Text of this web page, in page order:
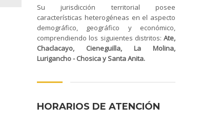
Su jurisdicción territorial posee
características heterogéneas en el aspecto
demográfico, geográfico y económico,
comprendiendo los siguientes distritos: Ate,
Chaclacayo, Cieneguilla, La Molina,
Lurigancho - Chosica y Santa Anita.
HORARIOS DE ATENCIÓN